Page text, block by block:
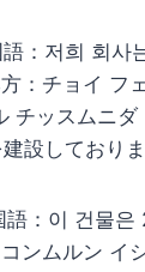
：저희 회사
：チョイ フ
チッスムニ
設しておりま
語：이 건물은
ンムルン イ